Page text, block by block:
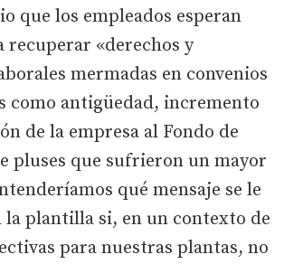
que los empleados esperan
recuperar «derechos y
mermadas en convenios
como antigüedad, incremento
de la empresa al Fondo de
pluses que sufrieron un mayor
qué mensaje se le
plantilla si, en un contexto de
para nuestras plantas, no